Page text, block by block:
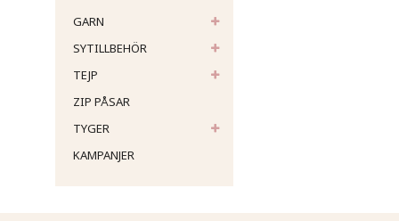
GARN
SYTILLBEHÖR
TEJP
ZIP PÅSAR
TYGER
KAMPANJER